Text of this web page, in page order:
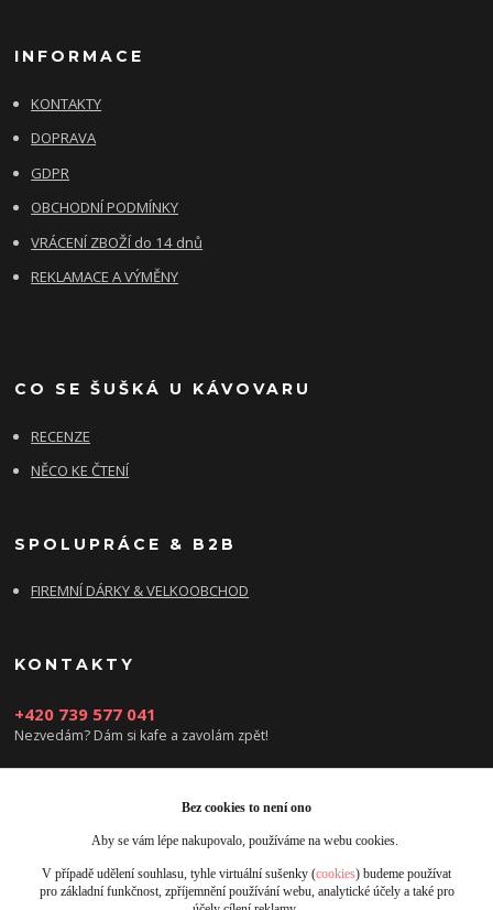
INFORMACE
KONTAKTY
DOPRAVA
GDPR
OBCHODNÍ PODMÍNKY
VRÁCENÍ ZBOŽÍ do 14 dnů
REKLAMACE A VÝMĚNY
CO SE ŠUŠKÁ U KÁVOVARU
RECENZE
NĚCO KE ČTENÍ
SPOLUPRÁCE & B2B
FIREMNÍ DÁRKY & VELKOOBCHOD
KONTAKTY
+420 739 577 041
Nezvedám? Dám si kafe a zavolám zpět!
info@damsikafe.cz
Bez cookies to není ono
Aby se vám lépe nakupovalo, používáme na webu cookies.
V případě udělení souhlasu, tyhle virtuální sušenky (cookies) budeme používat
pro základní funkčnost, zpříjemnění používání webu, analytické účely a také pro